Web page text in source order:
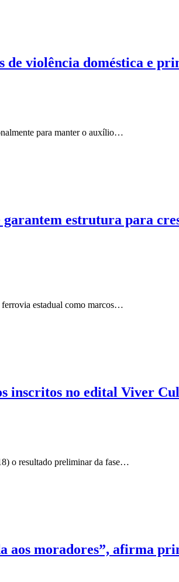
violência doméstica e
para manter o auxílio…
estrutura para
estadual como marcos…
inscritos no edital Viver
o resultado preliminar da fase…
aos moradores”, afirma